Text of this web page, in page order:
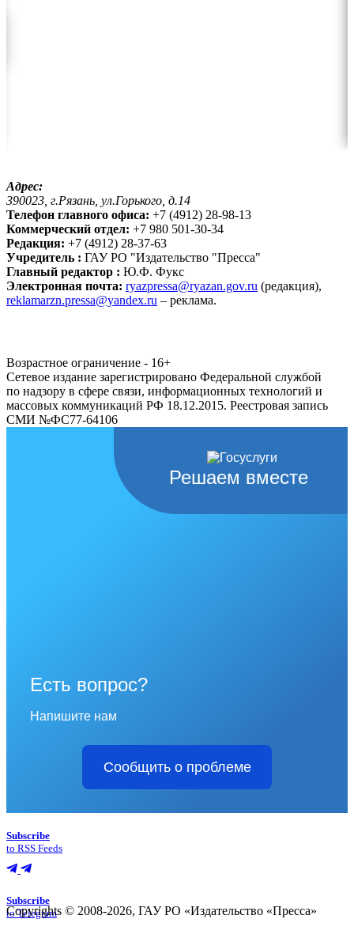
Адрес:
390023, г.Рязань, ул.Горького, д.14
Телефон главного офиса: +7 (4912) 28-98-13
Коммерческий отдел: +7 980 501-30-34
Редакция: +7 (4912) 28-37-63
Учредитель : ГАУ РО "Издательство "Пресса"
Главный редактор : Ю.Ф. Фукс
Электронная почта: ryazpressa@ryazan.gov.ru (редакция),
reklamarzn.pressa@yandex.ru – реклама.
Возрастное ограничение - 16+
Сетевое издание зарегистрировано Федеральной службой
по надзору в сфере связи, информационных технологий и
массовых коммуникаций РФ 18.12.2015. Реестровая запись
СМИ №ФС77-64106
Решаем вместе
Есть вопрос?
Напишите нам
Сообщить о проблеме
Subscribe
to RSS Feeds
Subscribe
to Telegram
Copyrights © 2008-2026, ГАУ РО «Издательство «Пресса»